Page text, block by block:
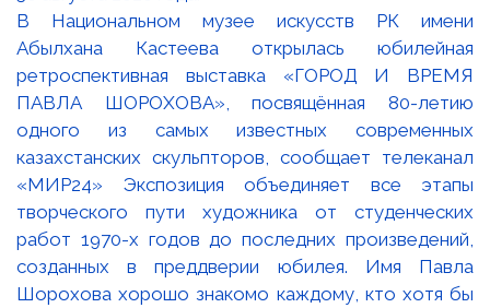
В Национальном музее искусств РК имени
Абылхана Кастеева открылась юбилейная
ретроспективная выставка «ГОРОД И ВРЕМЯ
ПАВЛА ШОРОХОВА», посвящённая 80-летию
одного из самых известных современных
казахстанских скульпторов, сообщает телеканал
«МИР24» Экспозиция объединяет все этапы
творческого пути художника от студенческих
работ 1970-х годов до последних произведений,
созданных в преддверии юбилея. Имя Павла
Шорохова хорошо знакомо каждому, кто хотя бы